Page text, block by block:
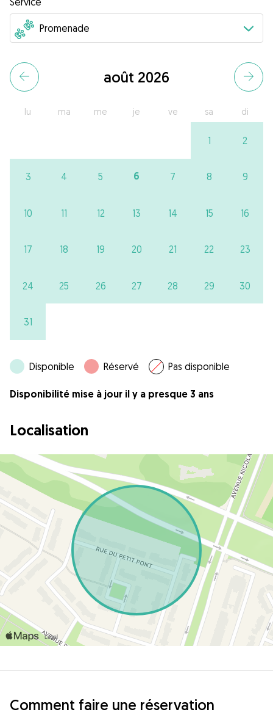
août 2026
lu ma me je ve sa di
1 2
3 4 5 6 7 8 9
10 11 12 13 14 15 16
17 18 19 20 21 22 23
24 25 26 27 28 29 30
31
Disponible Réservé Pas disponible
Disponibilité mise à jour il y a presque 3 ans
Localisation
Comment faire une réservation